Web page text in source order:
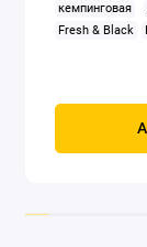
кемпинговая
Fresh & Black